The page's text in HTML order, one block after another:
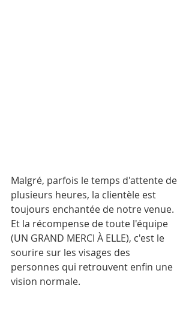
Malgré, parfois le temps d'attente de
plusieurs heures, la clientèle est
toujours enchantée de notre venue.
Et la récompense de toute l'équipe
(UN GRAND MERCI À ELLE), c'est le
sourire sur les visages des
personnes qui retrouvent enfin une
vision normale.